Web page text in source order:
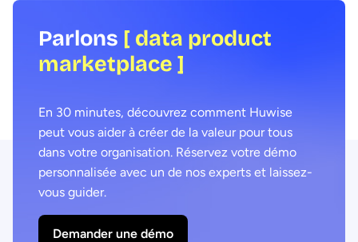
Parlons [ data product
marketplace ]
En 30 minutes, découvrez comment Huwise
peut vous aider à créer de la valeur pour tous
dans votre organisation. Réservez votre démo
personnalisée avec un de nos experts et laissez-
vous guider.
Demander une démo